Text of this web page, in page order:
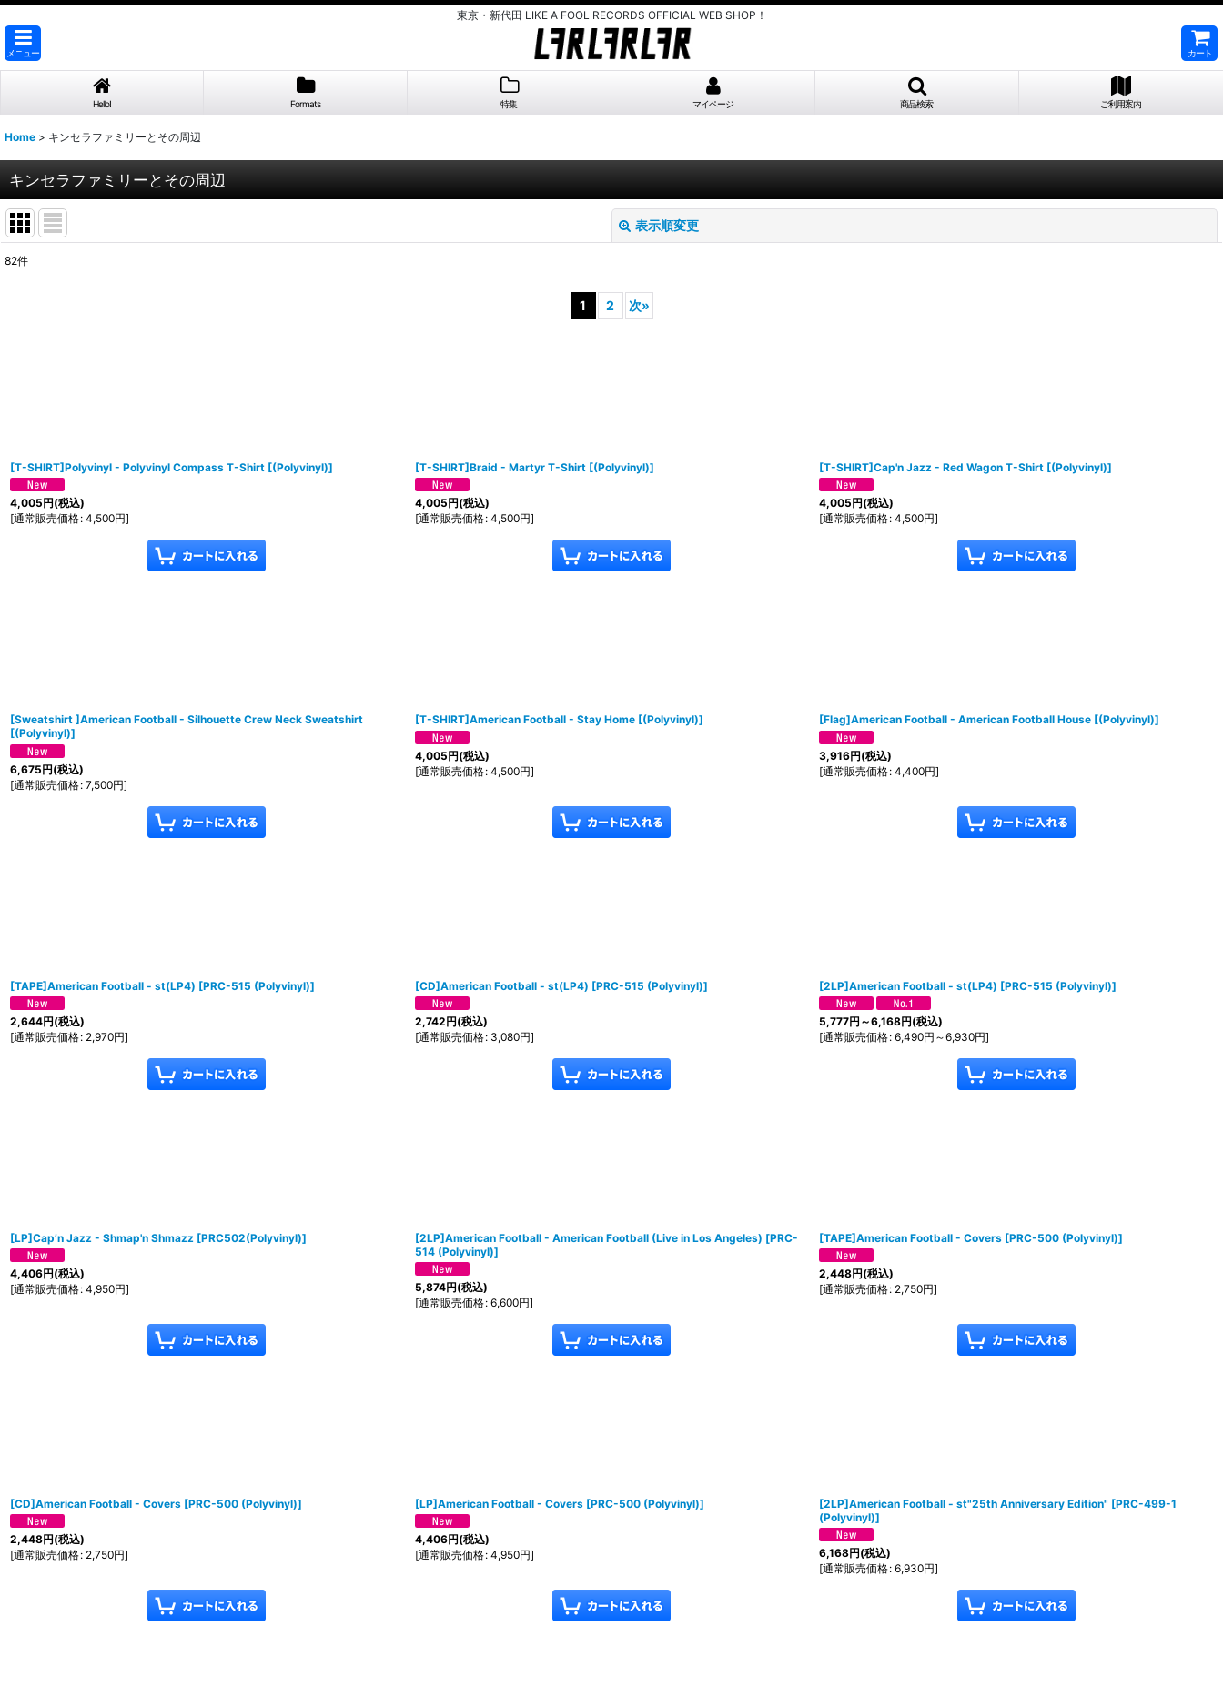
東京・新代田 LIKE A FOOL RECORDS OFFICIAL WEB SHOP！
メニュー カート
Hello! Formats 特集 マイページ 商品検索 ご利用案内
Home > キンセラファミリーとその周辺
キンセラファミリーとその周辺
表示順変更
82件
1 2 次»
[T-SHIRT]Polyvinyl - Polyvinyl Compass T-Shirt [(Polyvinyl)]
4,005円(税込)
[通常販売価格: 4,500円]
[T-SHIRT]Braid - Martyr T-Shirt [(Polyvinyl)]
4,005円(税込)
[通常販売価格: 4,500円]
[T-SHIRT]Cap'n Jazz - Red Wagon T-Shirt [(Polyvinyl)]
4,005円(税込)
[通常販売価格: 4,500円]
[Sweatshirt ]American Football - Silhouette Crew Neck Sweatshirt
[(Polyvinyl)]
6,675円(税込)
[通常販売価格: 7,500円]
[T-SHIRT]American Football - Stay Home [(Polyvinyl)]
4,005円(税込)
[通常販売価格: 4,500円]
[Flag]American Football - American Football House [(Polyvinyl)]
3,916円(税込)
[通常販売価格: 4,400円]
[TAPE]American Football - st(LP4) [PRC-515 (Polyvinyl)]
2,644円(税込)
[通常販売価格: 2,970円]
[CD]American Football - st(LP4) [PRC-515 (Polyvinyl)]
2,742円(税込)
[通常販売価格: 3,080円]
[2LP]American Football - st(LP4) [PRC-515 (Polyvinyl)]
5,777円 ～6,168円(税込)
[通常販売価格: 6,490円 ～6,930円]
[LP]Cap’n Jazz - Shmap'n Shmazz [PRC502(Polyvinyl)]
4,406円(税込)
[通常販売価格: 4,950円]
[2LP]American Football - American Football (Live in Los Angeles) [PRC-
514 (Polyvinyl)]
5,874円(税込)
[通常販売価格: 6,600円]
[TAPE]American Football - Covers [PRC-500 (Polyvinyl)]
2,448円(税込)
[通常販売価格: 2,750円]
[CD]American Football - Covers [PRC-500 (Polyvinyl)]
2,448円(税込)
[通常販売価格: 2,750円]
[LP]American Football - Covers [PRC-500 (Polyvinyl)]
4,406円(税込)
[通常販売価格: 4,950円]
[2LP]American Football - st"25th Anniversary Edition" [PRC-499-1
(Polyvinyl)]
6,168円(税込)
[通常販売価格: 6,930円]